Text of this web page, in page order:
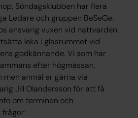
Söndagsklubben har flera
Ledare och gruppen BeSeGe.
ansvarig vuxen vid nattvarden.
leka i glasrummet vid
godkännande. Vi som har
efter högmässan.
anmäl er gärna via
Jill Olandersson för att få
om terminen och
frågor: